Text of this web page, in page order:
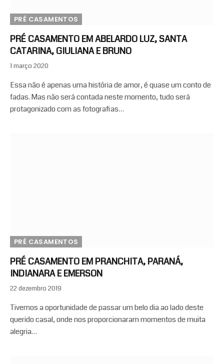
PRÉ CASAMENTOS
PRÉ CASAMENTO EM ABELARDO LUZ, SANTA
CATARINA, GIULIANA E BRUNO
1 março 2020
Essa não é apenas uma história de amor, é quase um conto de
fadas. Mas não será contada neste momento, tudo será
protagonizado com as fotografias…
PRÉ CASAMENTOS
PRÉ CASAMENTO EM PRANCHITA, PARANÁ,
INDIANARA E EMERSON
22 dezembro 2019
Tivemos a oportunidade de passar um belo dia ao lado deste
querido casal, onde nos proporcionaram momentos de muita
alegria…